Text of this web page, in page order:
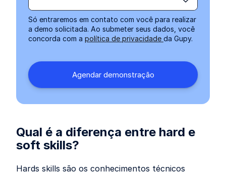
Só entraremos em contato com você para realizar
a demo solicitada. Ao submeter seus dados, você
concorda com a política de privacidade da Gupy.
Qual é a diferença entre hard e
soft skills?
Hards skills são os conhecimentos técnicos